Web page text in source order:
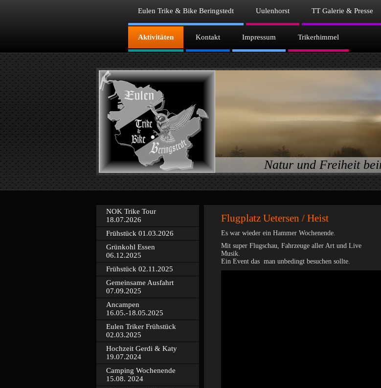
Eulen Trike & Bike Beringstedt Uulenhorst TT Galerie & Presse
Aktivitäten Kontakt Impressum Trikerhimmel
Natur und Freiheit
NOK Trike Tour
18.07.2026
Frühstück 01.03.2026
Grünkohl Essen
06.12.2025
Frühstück 02.11.2025
Gemeinsame Ausfahrt
07.09.2025
Ancampen
16.05.-18.05.2025
Eulen Triker Frühstück
02.03.2025
Hochzeit Gerdi & Katy
19.07.2024
Camping Wochenende
15.08. 2024
Flugplatz Uetersen / Heist
Es war wieder ein Hammer Wochenende.
Mit super Flugschau, Fahrzeuge aller Art und Live
Musik.
Ein Event das man unbedingt besuchen sollte.